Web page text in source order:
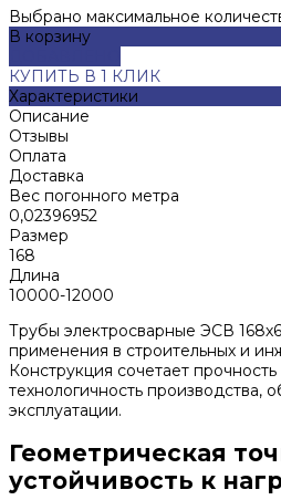
Выбрано максимальное
В корзину
КУПИТЬ В 1 КЛИК
Характеристики
Описание
Отзывы
Оплата
Доставка
Вес погонного метра
0,02396952
Размер
168
Длина
10000-12000
Трубы электросварные ЭСВ
применения в строительных и
Конструкция сочетает
технологичность производства,
эксплуатации.
Геометрическая
устойчивость к